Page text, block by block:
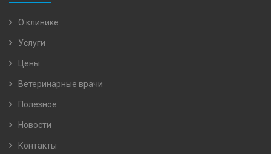
О клинике
Услуги
Цены
Ветеринарные врачи
Полезное
Новости
Контакты